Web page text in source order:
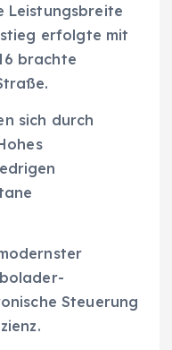
Leistungsbreite
erfolgte mit
brachte
sich durch
Steuerung